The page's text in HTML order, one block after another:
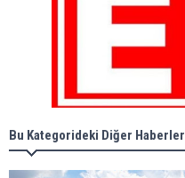
Bu Kategorideki Diğer Haberler